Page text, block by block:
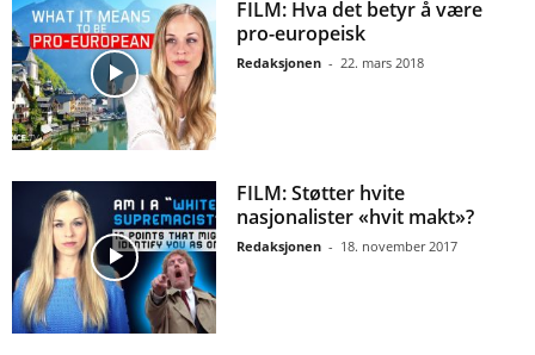
FILM: Hva det betyr å være
pro-europeisk
Redaksjonen - 22. mars 2018
FILM: Støtter hvite
nasjonalister «hvit makt»?
Redaksjonen - 18. november 2017